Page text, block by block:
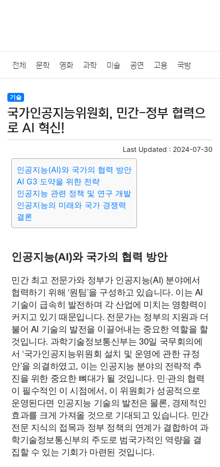
전체 문학 영화 과학 미술 공연 고용 국방
법률
질병 가요 방송 일상 주식 암호화폐 블록체인
미용 증권 인테리어
요리 상품리뷰 원예 금융 게임
대출 자동차 취미 여행 맛집
종교 사회 정치 건강 의료 의학
부동산 외국어 교육 교통 생활 기타
기술
국가인공지능위원회, 민간-정부 협력으
로 AI 혁신!
Last Updated : 2024-07-30
인공지능(AI)와 국가의 협력 방안
AI G3 도약을 위한 전략
인공지능 관련 정책 및 연구 개발
인공지능의 미래와 국가 경쟁력
결론
인공지능(AI)와 국가의 협력 방안
민간 최고 전문가와 정부가 인공지능(AI) 분야에서
협력하기 위해 ‘원팀’을 구성하고 있습니다. 이는 AI
기술이 급속히 발전하며 각 산업에 미치는 영향력이
커지고 있기 때문입니다. 전문가는 정부의 지원과 더
불어 AI 기술의 발전을 이끌어내는 중요한 역할을 할
것입니다. 과학기술정보통신부는 30일 국무회의에
서 ‘국가인공지능위원회 설치 및 운영에 관한 규정
안’을 의결하였고, 이는 인공지능 분야의 전략적 추
진을 위한 중요한 뼈대가 될 것입니다. 민·관의 협력
이 필수적인 이 시점에서, 이 위원회가 성공적으로
운영된다면 인공지능 기술의 발전은 물론, 경제적인
효과를 크게 가져올 것으로 기대되고 있습니다. 민간
전문 지식의 접목과 정부 정책의 연계가 결합하여 과
학기술정보통신부의 주도로 범국가적인 역량을 결
집할 수 있는 기회가 마련된 것입니다.